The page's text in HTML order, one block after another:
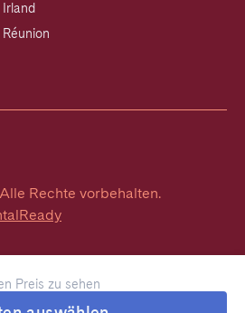
Preis zu sehen
Irland
Réunion
Alle Rechte vorbehalten.